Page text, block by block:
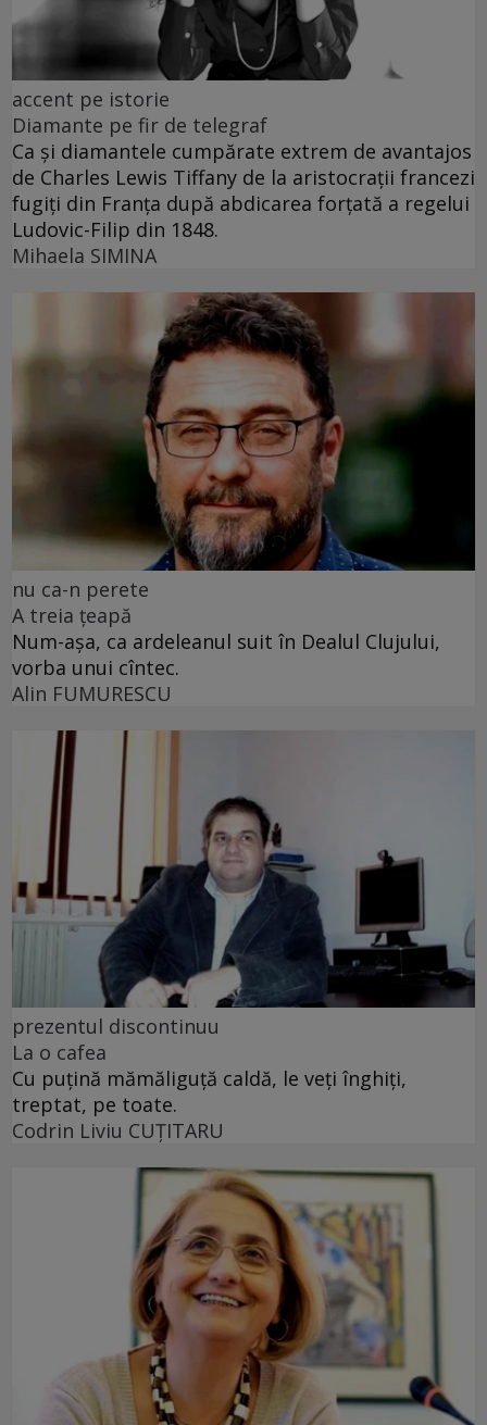
accent pe istorie
Diamante pe fir de telegraf
Ca și diamantele cumpărate extrem de avantajos
de Charles Lewis Tiffany de la aristocrații francezi
fugiți din Franța după abdicarea forțată a regelui
Ludovic-Filip din 1848.
Mihaela SIMINA
nu ca-n perete
A treia țeapă
Num-așa, ca ardeleanul suit în Dealul Clujului,
vorba unui cîntec.
Alin FUMURESCU
prezentul discontinuu
La o cafea
Cu puţină mămăliguţă caldă, le veţi înghiţi,
treptat, pe toate.
Codrin Liviu CUŢITARU